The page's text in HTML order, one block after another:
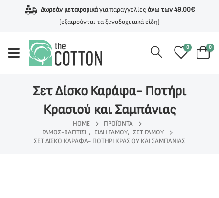
Δωρεάν μεταφορικάγια παραγγελίες άνω των 49.00€
(εξαιρούνται τα ξενοδοχειακά είδη)
0 0
Σετ Δίσκο Καράφα- Ποτήρι
Κρασιού και Σαμπάνιας
HOME
ΠΡΟΪΌΝΤΑ
ΓΆΜΟΣ-ΒΆΠΤΙΣΗ, ΕΊΔΗ ΓΆΜΟΥ, ΣΕΤ ΓΆΜΟΥ
ΣΕΤ ΔΊΣΚΟ ΚΑΡΆΦΑ- ΠΟΤΉΡΙ ΚΡΑΣΙΟΎ ΚΑΙ ΣΑΜΠΆΝΙΑΣ